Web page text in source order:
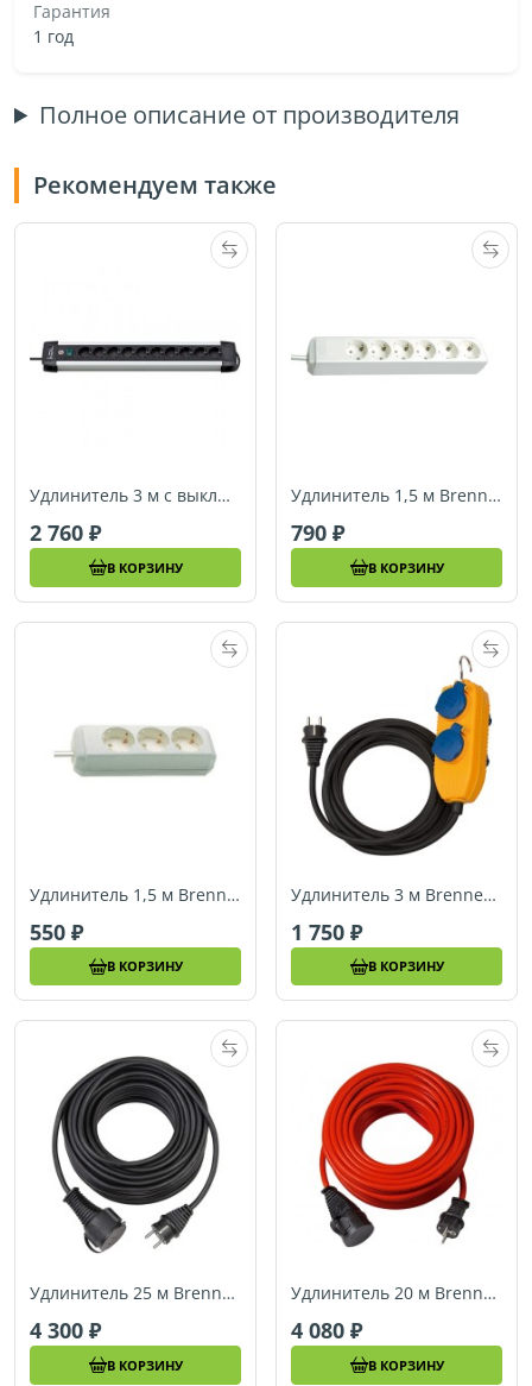
Гарантия
1 год
Полное описание от производителя
Рекомендуем также
Удлинитель 3 м с выключателем Brennenstuhl Premium-ALU-Line, 10 розеток, черный (1391000010)
2 760
В КОРЗИНУ
Удлинитель 1,5 м Brennenstuhl ECO-Line, 6 розеток, белый (1159420015)
790
В КОРЗИНУ
Удлинитель 1,5 м Brennenstuhl ECO-Line, белый (1158610115)
550
В КОРЗИНУ
Удлинитель 3 м Brennenstuhl Extension Socket, 4 розетки, IP44 (1169360)
1 750
В КОРЗИНУ
Удлинитель 25 м Brennenstuhl Quality Extension Cable, черный (1169900)
4 300
В КОРЗИНУ
Удлинитель 20 м Brennenstuhl Quality Extension Cable, красный (1161760)
4 080
В КОРЗИНУ